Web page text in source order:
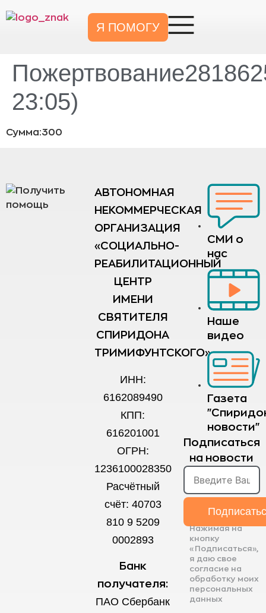
Я ПОМОГУ
23:05)
Сумма:300
АВТОНОМНАЯ
НЕКОММЕРЧЕСКАЯ
ОРГАНИЗАЦИЯ
«СОЦИАЛЬНО-
РЕАБИЛИТАЦИОННЫЙ
ЦЕНТР
ИМЕНИ
СВЯТИТЕЛЯ
СПИРИДОНА
ТРИМИФУНТСКОГО»
ИНН:
6162089490
КПП:
616201001
ОГРН:
1236100028350
Расчётный
счёт: 40703
810 9 5209
0002893
Банк
получателя:
ПАО Сбербанк
СМИ о
нас
Наше
видео
Газета
новости"
Подписаться
на новости
Нажимая на
кнопку
«Подписаться»,
я даю свое
согласие на
обработку моих
персональных
данных